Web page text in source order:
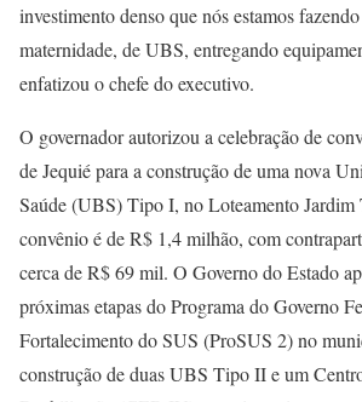
investimento denso que nós estamos
maternidade, de UBS, entregando
enfatizou o chefe do executivo.
O governador autorizou a celebração de
de Jequié para a construção de uma nova
Saúde (UBS) Tipo I, no Loteamento
convênio é de R$ 1,4 milhão, com
cerca de R$ 69 mil. O Governo do Estado
próximas etapas do Programa do Governo
Fortalecimento do SUS (ProSUS 2) no
construção de duas UBS Tipo II e um